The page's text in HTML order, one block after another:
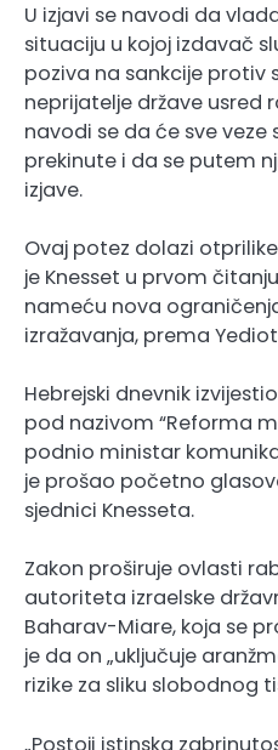
U izjavi se navodi da
situaciju u kojoj izdavač
poziva na sankcije protiv
neprijatelje države usred
navodi se da će sve
prekinute i da se putem
izjave.
Ovaj potez dolazi
je Knesset u prvom
nameću nova
izražavanja, prema
Hebrejski dnevnik
pod nazivom “Reforma
podnio ministar
je prošao početno
sjednici Knesseta.
Zakon proširuje ovlasti
autoriteta izraelske
Baharav-Miare, koja se
je da on „uključuje
rizike za sliku slobodnog
„Postoji istinska